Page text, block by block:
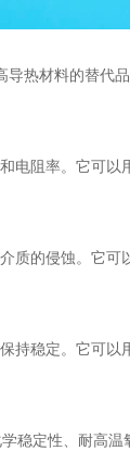
热材料的替代
阻率。它可以
质的侵蚀。它可
持稳定。它可以
定性、耐高温